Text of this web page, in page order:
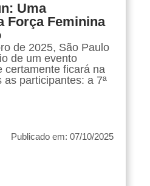
Uma
Força Feminina
de 2025, São Paulo
de um evento
certamente ficará na
as participantes: a 7ª
Publicado em: 07/10/2025